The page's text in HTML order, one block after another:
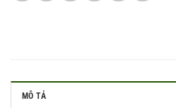
MÔ TẢ